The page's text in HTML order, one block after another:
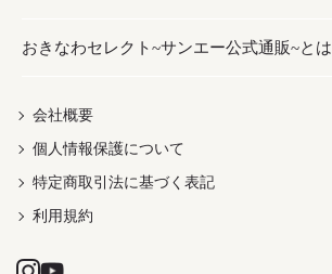
だし／スパイス／島唐辛子
おつまみ
紅芋
ドリンク
茶葉
ヘアケア
UVケア
レディース
沖縄ファッション
伝統工芸品
おきなわセレクト~サンエー公式通販~とは
会社概要
個人情報保護について
特定商取引法に基づく表記
利用規約